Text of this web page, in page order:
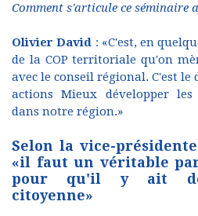
Comment s'articule ce séminaire
Olivier David : «C'est, en
de la COP territoriale qu'on
avec le conseil régional. C'est le
actions Mieux développer les
dans notre région.»
Selon la vice-
«il faut un véritable
pour qu'il y ait de
citoyenne»